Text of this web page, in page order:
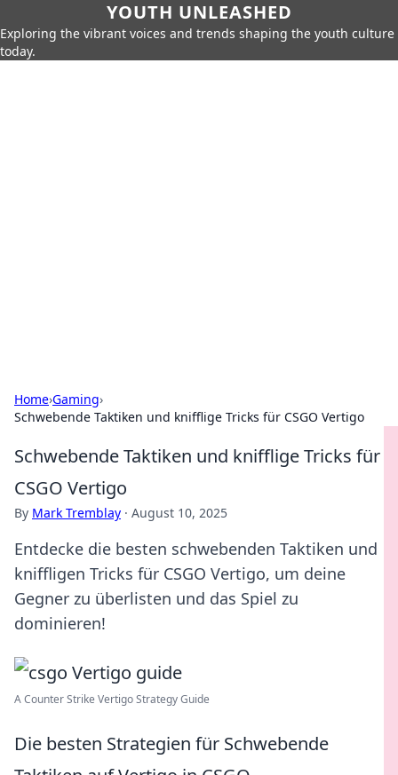
YOUTH UNLEASHED
Exploring the vibrant voices and trends shaping the youth culture
today.
Home›Gaming›
Schwebende Taktiken und knifflige Tricks für CSGO Vertigo
Schwebende Taktiken und knifflige Tricks für
CSGO Vertigo
By Mark Tremblay · August 10, 2025
Entdecke die besten schwebenden Taktiken und
kniffligen Tricks für CSGO Vertigo, um deine
Gegner zu überlisten und das Spiel zu
dominieren!
A Counter Strike Vertigo Strategy Guide
Die besten Strategien für Schwebende